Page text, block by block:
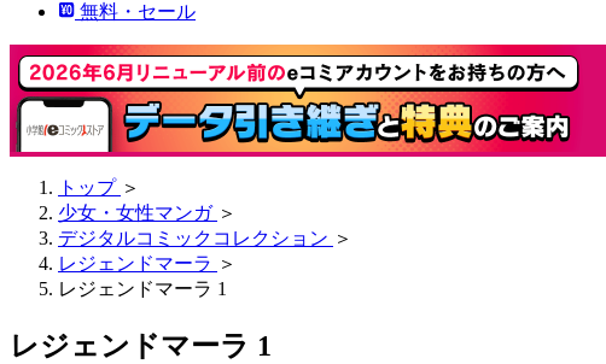
無料・セール
トップ ＞
少女・女性マンガ ＞
デジタルコミックコレクション ＞
レジェンドマーラ ＞
レジェンドマーラ 1
レジェンドマーラ 1